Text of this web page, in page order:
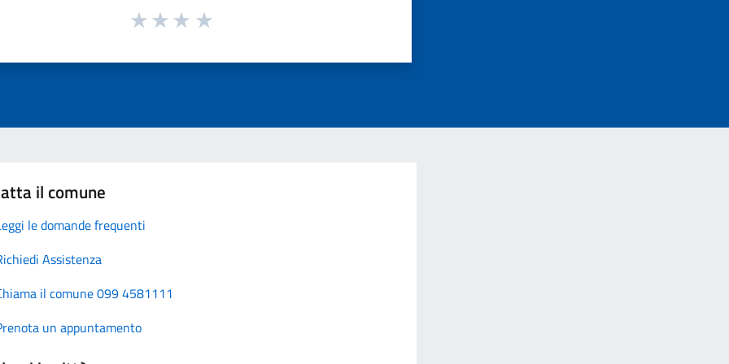
il comune
le domande frequenti
Assistenza
il comune 099 4581111
un appuntamento